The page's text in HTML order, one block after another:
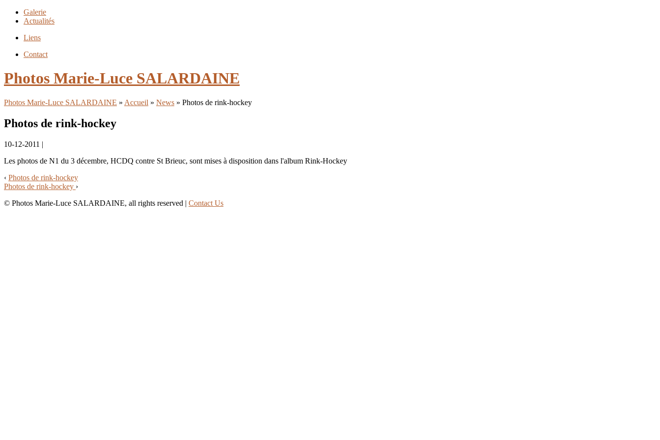
Galerie
Actualités
Liens
Contact
Photos Marie-Luce SALARDAINE
Photos Marie-Luce SALARDAINE » Accueil » News » Photos de rink-hockey
Photos de rink-hockey
10-12-2011 |
Les photos de N1 du 3 décembre, HCDQ contre St Brieuc, sont mises à disposition dans l'album Rink-Hockey
‹ Photos de rink-hockey
Photos de rink-hockey ›
© Photos Marie-Luce SALARDAINE, all rights reserved | Contact Us